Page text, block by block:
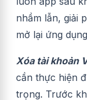
nhầm lẫn, giải
mở lại ứng
Xóa tài khoản
cần thực hiện
trọng. Trước